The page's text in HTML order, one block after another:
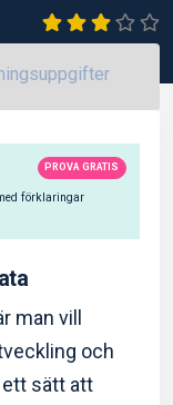
man vill
och
ett sätt att